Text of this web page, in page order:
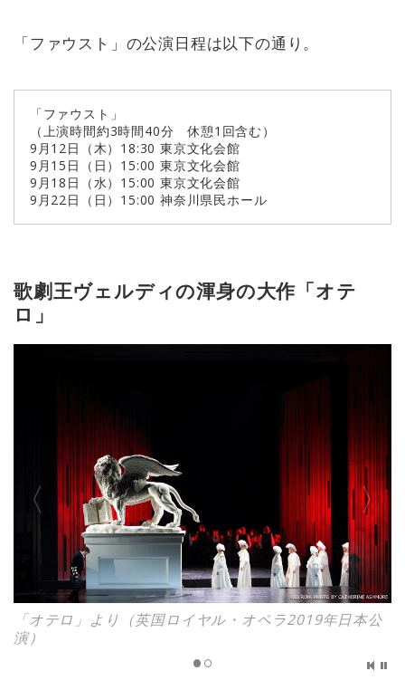
「ファウスト」の公演日程は以下の通り。
「ファウスト」
（上演時間約3時間40分 休憩1回含む）
9月12日（木）18:30 東京文化会館
9月15日（日）15:00 東京文化会館
9月18日（水）15:00 東京文化会館
9月22日（日）15:00 神奈川県民ホール
歌劇王ヴェルディの渾身の大作「オテ
ロ」
「オテロ」より（英国ロイヤル・オペラ2019年日本公
演）